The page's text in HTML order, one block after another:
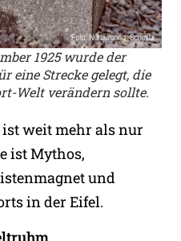
1925 wurde der
eine Strecke gelegt, die
Welt verändern sollte.
weit mehr als nur
ist Mythos,
und
in der Eifel.